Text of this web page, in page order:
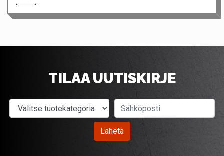
TILAA UUTISKIRJE
Valitse tuotekategoria
Lähetä